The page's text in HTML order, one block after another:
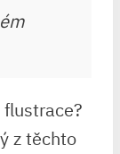
z těchto